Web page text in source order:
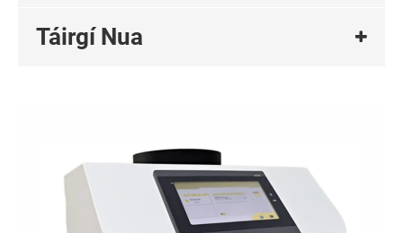
Táirgí Nua